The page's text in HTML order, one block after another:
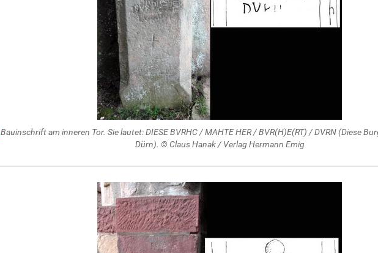
Bauinschrift am inneren Tor. Sie lautet: DIESE BVRHC / MAHTE HER / BVR(H)E(RT) / DVRN (Diese
Dürn). © Claus Hanak / Verlag Hermann Emig